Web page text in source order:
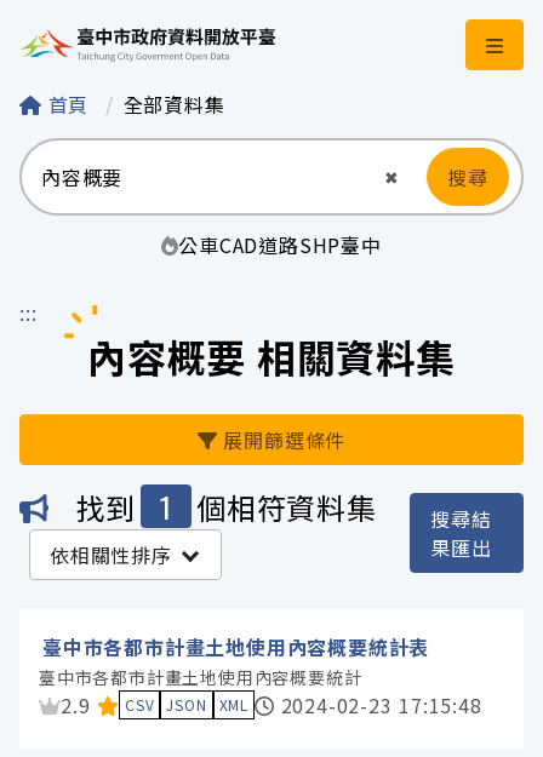
臺中市政府資料開
首頁 全部資料集
✖ 清空輸入
搜尋
公車CAD道路SHP臺中
:::
內容概要 相關資料集
展開篩選條件
機關
服務分類
找到 1 個相符資料集
依相關性排序
搜尋結
果匯出
臺中市各都市計畫土地使用內容概要統計表
臺中市各都市計畫土地使用內容概要統計
資料集評分：
2.9 CSV JSON XML 2024-02-23 17:15:48